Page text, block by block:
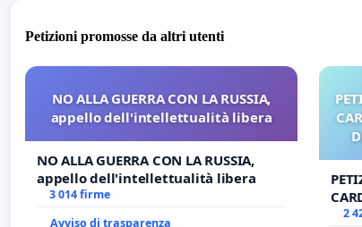
Petizioni promosse da altri utenti
NO ALLA GUERRA CON LA RUSSIA,
appello dell'intellettualità libera
NO ALLA GUERRA CON LA RUSSIA,
appello dell'intellettualità libera
3 014 firme
Avviso di trasparenza
2